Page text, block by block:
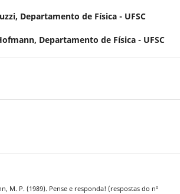
Departamento de Física - UFSC
Departamento de Física - UFSC
M. P. (1989). Pense e responda! (respostas do nº